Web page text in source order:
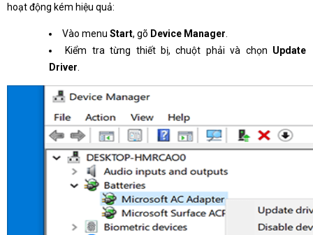
hoạt động kém hiệu quả:
Vào menu Start, gõ Device Manager
Kiểm tra từng thiết bị, chuột phải và chọn Update
Driver